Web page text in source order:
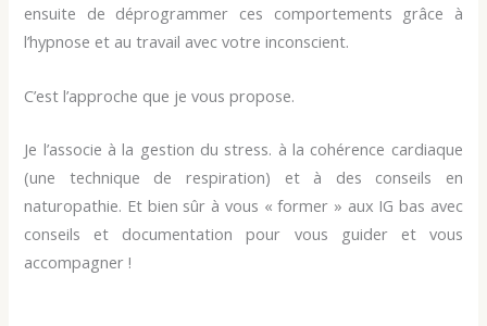
ensuite de déprogrammer ces comportements grâce à
l’hypnose et au travail avec votre inconscient.
C’est l’approche que je vous propose.
Je l’associe à la gestion du stress. à la cohérence cardiaque
(une technique de respiration) et à des conseils en
naturopathie. Et bien sûr à vous « former » aux IG bas avec
conseils et documentation pour vous guider et vous
accompagner !